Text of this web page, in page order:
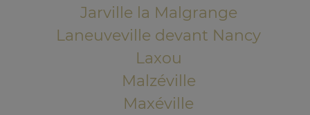
Jarville la Malgrange
Laneuveville devant Nancy
Laxou
Malzéville
Maxéville